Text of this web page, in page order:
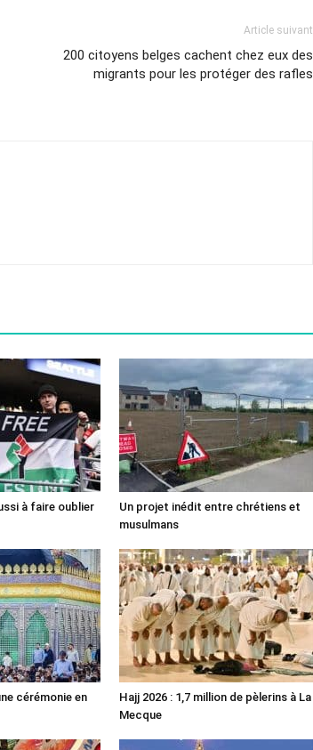
Article suivant
200 citoyens belges cachent chez eux des
migrants pour les protéger des rafles
à faire oublier
Un projet inédit entre chrétiens et
musulmans
cérémonie en
Hajj 2026 : 1,7 million de pèlerins à La
Mecque